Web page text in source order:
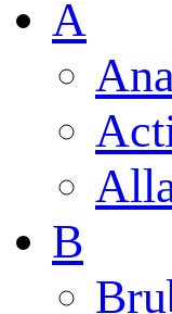
A
B